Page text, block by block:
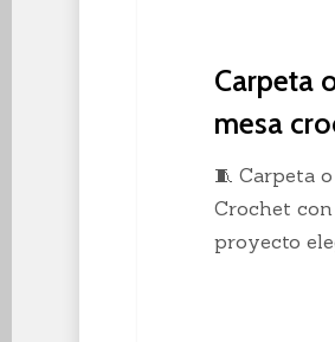
Carpeta
mesa
🧵 Carpeta
Crochet
proyecto